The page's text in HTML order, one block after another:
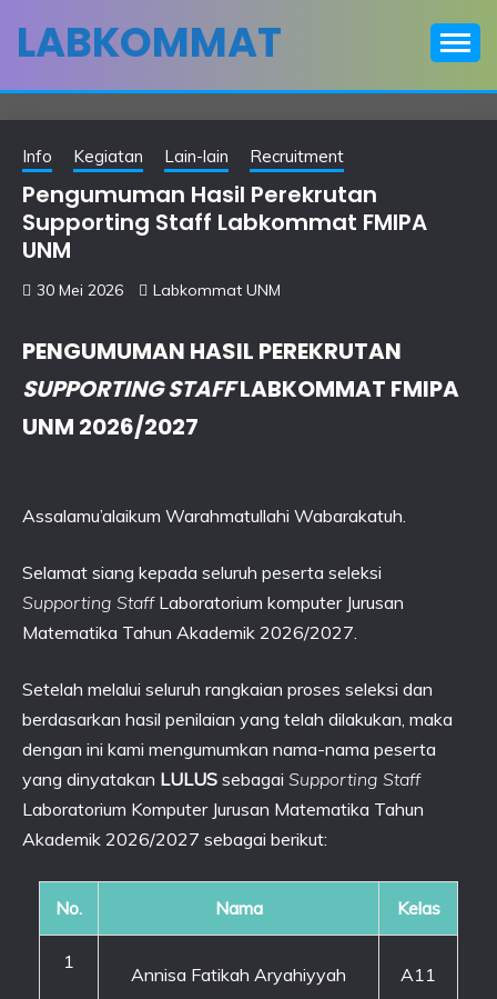
LABKOMMAT
Info Kegiatan Lain-lain Recruitment
Pengumuman Hasil Perekrutan
Supporting Staff Labkommat FMIPA
UNM
30 Mei 2026 Labkommat UNM
PENGUMUMAN HASIL PEREKRUTAN
SUPPORTING STAFFLABKOMMAT FMIPA
UNM 2026/2027
Assalamu’alaikum Warahmatullahi Wabarakatuh.
Selamat siang kepada seluruh peserta seleksi
Supporting Staff Laboratorium komputer Jurusan
Matematika Tahun Akademik 2026/2027.
Setelah melalui seluruh rangkaian proses seleksi dan
berdasarkan hasil penilaian yang telah dilakukan, maka
dengan ini kami mengumumkan nama-nama peserta
yang dinyatakan LULUS sebagai Supporting Staff
Laboratorium Komputer Jurusan Matematika Tahun
Akademik 2026/2027 sebagai berikut:
No. Nama Kelas
1
Annisa Fatikah Aryahiyyah A11